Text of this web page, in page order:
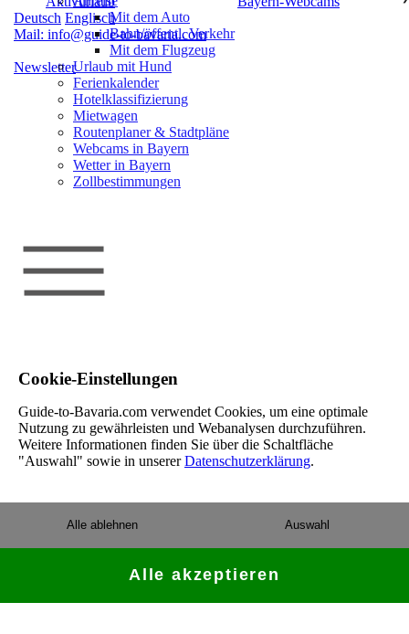
Deutsch Englisch
Mail: info@guide-to-bavaria.com
Newsletter
Mit dem Auto
Bahn/öffentl. Verkehr
Mit dem Flugzeug
Urlaub mit Hund
Ferienkalender
Hotelklassifizierung
Mietwagen
Routenplaner & Stadtpläne
Webcams in Bayern
Wetter in Bayern
Zollbestimmungen
Cookie-Einstellungen
Guide-to-Bavaria.com verwendet Cookies, um eine optimale
Nutzung zu gewährleisten und Webanalysen durchzuführen.
Weitere Informationen finden Sie über die Schaltfläche
"Auswahl" sowie in unsererDatenschutzerklärung.
Auswahl
Alle ablehnen
Alle akzeptieren